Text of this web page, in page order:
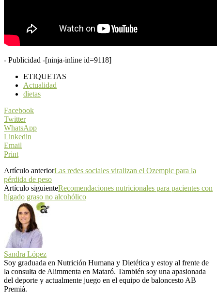
- Publicidad -[ninja-inline id=9118]
ETIQUETAS
Actualidad
dietas
Facebook
Twitter
WhatsApp
Linkedin
Email
Print
Artículo anteriorLas redes sociales viralizan el Ozempic para la
pérdida de peso
Artículo siguienteRecomendaciones nutricionales para pacientes con
hígado graso no alcohólico
Sandra López
Soy graduada en Nutrición Humana y Dietética y estoy al frente de
la consulta de Alimmenta en Mataró. También soy una apasionada
del deporte y actualmente juego en el equipo de baloncesto AB
Premià.